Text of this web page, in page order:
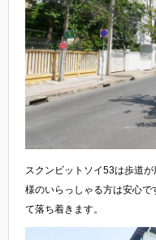
スクンビットソイ53は歩道
様のいらっしゃる方は安心
て落ち着きます。